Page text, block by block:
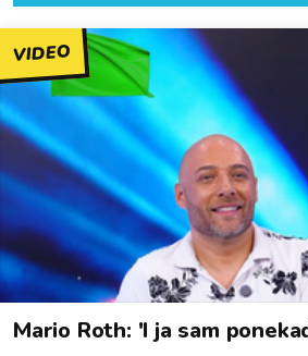
VIDEO
Mario Roth: 'I ja sam